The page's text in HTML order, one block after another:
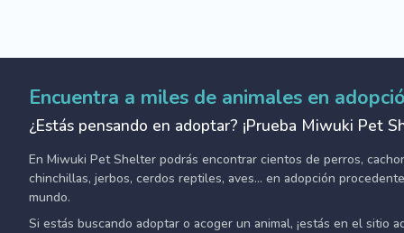
Encuentra a miles de animales en
¿Estás pensando en adoptar? ¡Prueba Miwuki Pet
En Miwuki Pet Shelter podrás encontrar cientos de perros,
chinchillas, jerbos, cerdos reptiles, aves... en adopción
mundo.
Si estás buscando adoptar o acoger un animal, ¡estás en el sitio